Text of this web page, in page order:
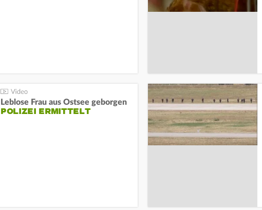
Leblose Frau aus Ostsee geborgen
POLIZEI ERMITTELT